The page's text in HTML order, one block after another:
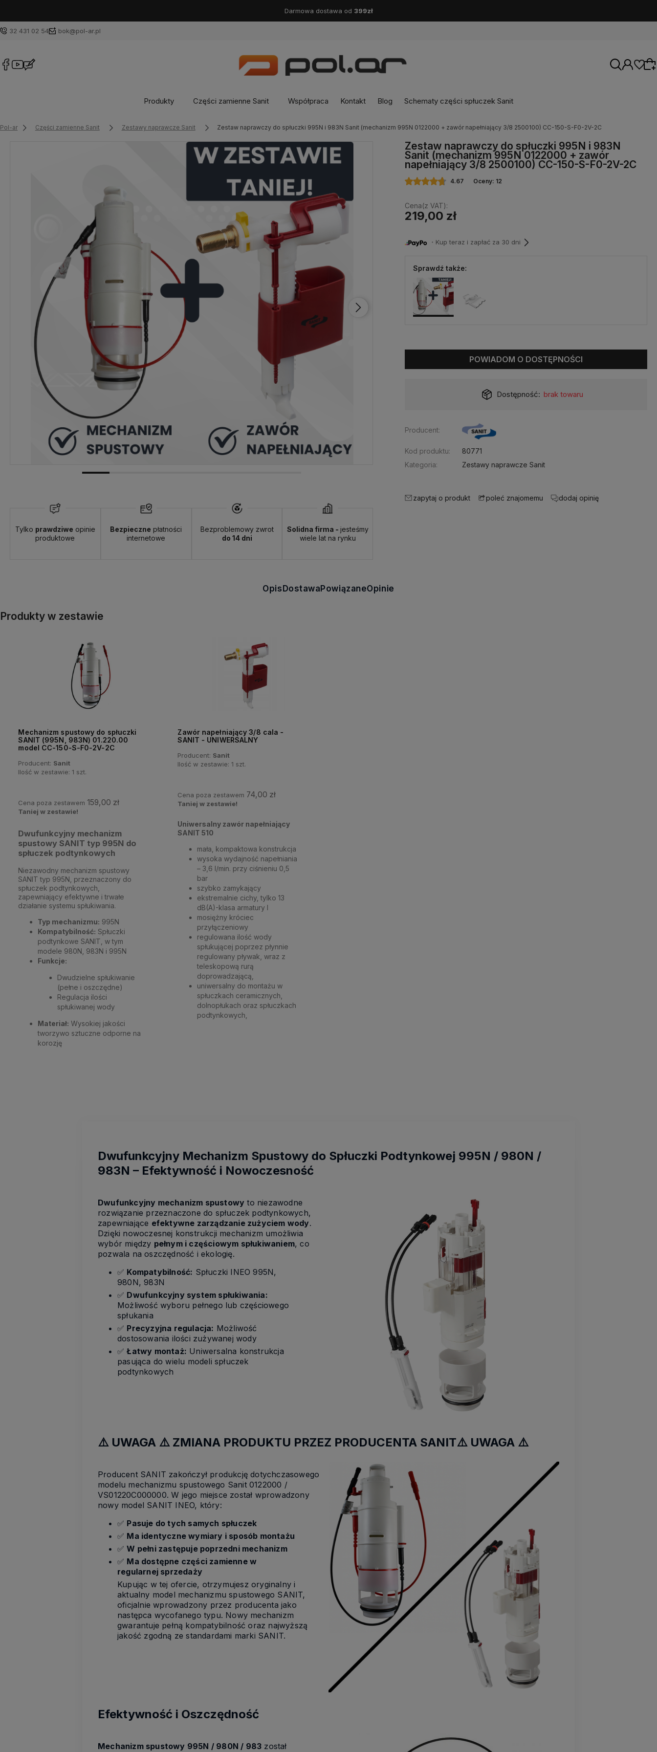
Darmowa dostawa od 399zł
32 431 02 54 bok@pol-ar.pl
Wybierz coś dla siebie z naszej aktualnej
oferty lub zaloguj się, aby przywrócić dodane
produkty do listy z poprzedniej sesji.
Produkty Części zamienne Sanit Współpraca Kontakt Blog Schematy części spłuczek Sanit
Pol-ar Części zamienne Sanit Zestawy naprawcze Sanit Zestaw naprawczy do spłuczki 995N i 983N Sanit (mechanizm 995N 0122000 + zawór napełniający 3/8 2500100) CC-150-S-F0-2V-2C
Tylko prawdziwe opinie
produktowe
Bezpieczne płatności
internetowe
Bezproblemowy zwrot
do 14 dni
Solidna firma - jesteśmy
wiele lat na rynku
Zestaw naprawczy do spłuczki 995N i 983N
Sanit (mechanizm 995N 0122000 + zawór
napełniający 3/8 2500100) CC-150-S-F0-2V-2C
4.67 Oceny: 12
Cena(z VAT):
219,00 zł
・Kup teraz i zapłać za 30 dni
Sprawdź także:
POWIADOM O DOSTĘPNOŚCI
Dostępność: Dostępność: Dostępność: brak towaru
Producent:
Kod produktu:
80771
Kategoria:
Zestawy naprawcze Sanit
zapytaj o produkt poleć znajomemu dodaj opinię
OpisDostawaPowiązaneOpinie
Produkty w zestawie
Mechanizm spustowy do spłuczki
SANIT (995N, 983N) 01.220.00
model CC-150-S-F0-2V-2C
Producent: Sanit
Ilość w zestawie:1 szt.
Cena poza zestawem 159,00 zł
Taniej w zestawie!
Dwufunkcyjny mechanizm
spustowy SANIT typ 995N do
spłuczek podtynkowych
Niezawodny mechanizm spustowy
SANIT typ 995N, przeznaczony do
spłuczek podtynkowych,
zapewniający efektywne i trwałe
działanie systemu spłukiwania.
Typ mechanizmu: 995N
Kompatybilność: Spłuczki
podtynkowe SANIT, w tym
modele 980N, 983N i 995N
Funkcje:
Dwudzielne spłukiwanie
(pełne i oszczędne)
Regulacja ilości
spłukiwanej wody
Materiał: Wysokiej jakości
tworzywo sztuczne odporne na
korozję
Zawór napełniający 3/8 cala -
SANIT - UNIWERSALNY
Producent: Sanit
Ilość w zestawie:1 szt.
Cena poza zestawem 74,00 zł
Taniej w zestawie!
Uniwersalny zawór napełniający
SANIT 510
mała, kompaktowa konstrukcja
wysoka wydajność napełniania
– 3,6 l/min. przy ciśnieniu 0,5
bar
szybko zamykający
ekstremalnie cichy, tylko 13
dB(A)-klasa armatury I
mosiężny króciec
przyłączeniowy
regulowana ilość wody
spłukującej poprzez płynnie
regulowany pływak, wraz z
teleskopową rurą
doprowadzającą,
uniwersalny do montażu w
spłuczkach ceramicznych,
dolnopłukach oraz spłuczkach
podtynkowych,
Dwufunkcyjny Mechanizm Spustowy do Spłuczki Podtynkowej 995N / 980N /
983N – Efektywność i Nowoczesność
Dwufunkcyjny mechanizm spustowy to niezawodne
rozwiązanie przeznaczone do spłuczek podtynkowych,
zapewniające efektywne zarządzanie zużyciem wody.
Dzięki nowoczesnej konstrukcji mechanizm umożliwia
wybór między pełnym i częściowym spłukiwaniem, co
pozwala na oszczędność i ekologię.
✅ Kompatybilność: Spłuczki INEO 995N,
980N, 983N
✅ Dwufunkcyjny system spłukiwania:
Możliwość wyboru pełnego lub częściowego
spłukania
✅ Precyzyjna regulacja: Możliwość
dostosowania ilości zużywanej wody
✅Łatwy montaż: Uniwersalna konstrukcja
pasująca do wielu modeli spłuczek
podtynkowych
⚠️ UWAGA ⚠️ ZMIANA PRODUKTU PRZEZ PRODUCENTA SANIT⚠️ UWAGA ⚠️
Producent SANIT zakończył produkcję dotychczasowego
modelu mechanizmu spustowego Sanit 0122000 /
VS01220C000000. W jego miejsce został wprowadzony
nowy model SANIT INEO, który:
✅ Pasuje do tych samych spłuczek
✅ Ma identyczne wymiary i sposób montażu
✅W pełni zastępuje poprzedni mechanizm
✅ Ma dostępne części zamienne w
regularnej sprzedaży
Kupując w tej ofercie, otrzymujesz oryginalny i
aktualny model mechanizmu spustowego SANIT,
oficjalnie wprowadzony przez producenta jako
następca wycofanego typu. Nowy mechanizm
gwarantuje pełną kompatybilność oraz najwyższą
jakość zgodną ze standardami marki SANIT.
Efektywność i Oszczędność
Mechanizm spustowy 995N / 980N / 983 został